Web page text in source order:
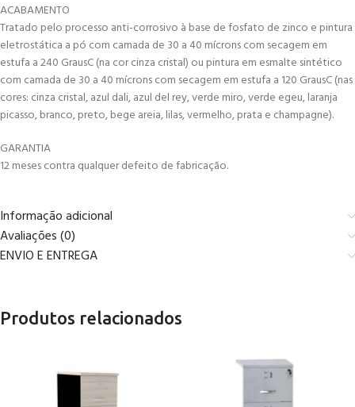
ACABAMENTO
Tratado pelo processo anti-corrosivo à base de fosfato de zinco e pintura
eletrostática a pó com camada de 30 a 40 mícrons com secagem em
estufa a 240 GrausC (na cor cinza cristal) ou pintura em esmalte sintético
com camada de 30 a 40 mícrons com secagem em estufa a 120 GrausC (nas
cores: cinza cristal, azul dali, azul del rey, verde miro, verde egeu, laranja
picasso, branco, preto, bege areia, lilas, vermelho, prata e champagne).
GARANTIA
12 meses contra qualquer defeito de fabricação.
Informação adicional
Avaliações (0)
ENVIO E ENTREGA
Produtos relacionados